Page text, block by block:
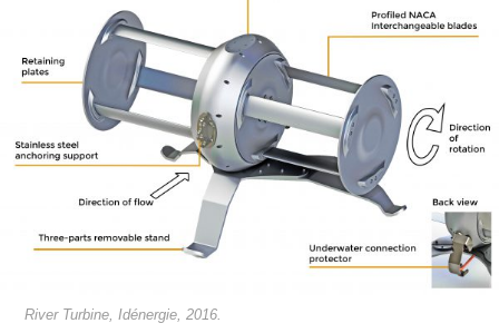
River Turbine, Idénergie, 2016.